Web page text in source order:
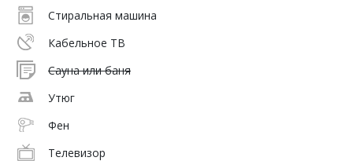
Стиральная машина
Кабельное ТВ
Сауна или баня
Утюг
Фен
Телевизор